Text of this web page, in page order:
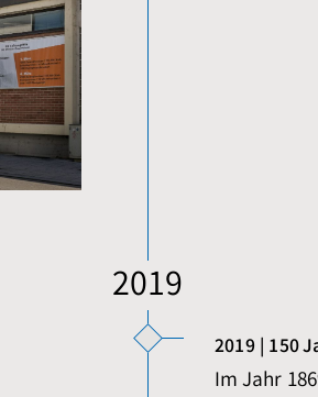
2019
2019 | 150
Im Jahr